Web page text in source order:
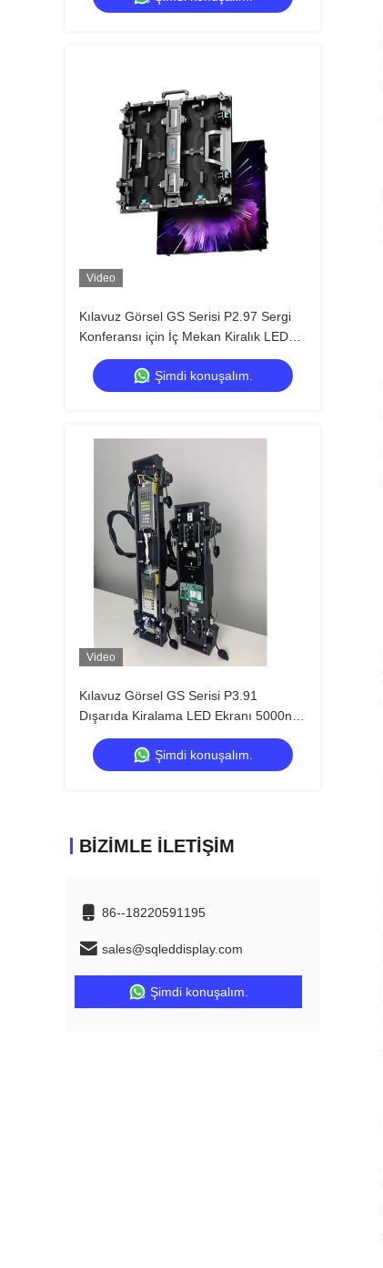
Video
Kılavuz Görsel GS Serisi P2.97 Sergi
Konferansı için İç Mekan Kiralık LED
Ekran, 7680Hz Siyah Ekran Yok CE
Şimdi konuşalım.
Video
Kılavuz Görsel GS Serisi P3.91
Dışarıda Kiralama LED Ekranı 5000nit
IP65 Müzik Festivali için, 7680Hz Çift
Yedekleme
Şimdi konuşalım.
BIZIMLE İLETIŞIM
86--18220591195
sales@sqleddisplay.com
Şimdi konuşalım.